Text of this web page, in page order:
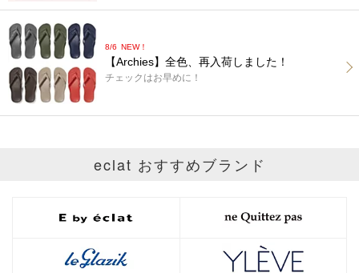
8/6 NEW！
【Archies】全色、再入荷しました！
チェックはお早めに！
eclat おすすめブランド